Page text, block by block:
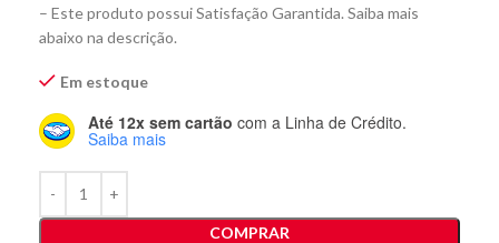
– Este produto possui Satisfação Garantida. Saiba mais
abaixo na descrição.
Em estoque
Até 12x sem cartão com a Linha de Crédito.
Saiba mais
COMPRAR